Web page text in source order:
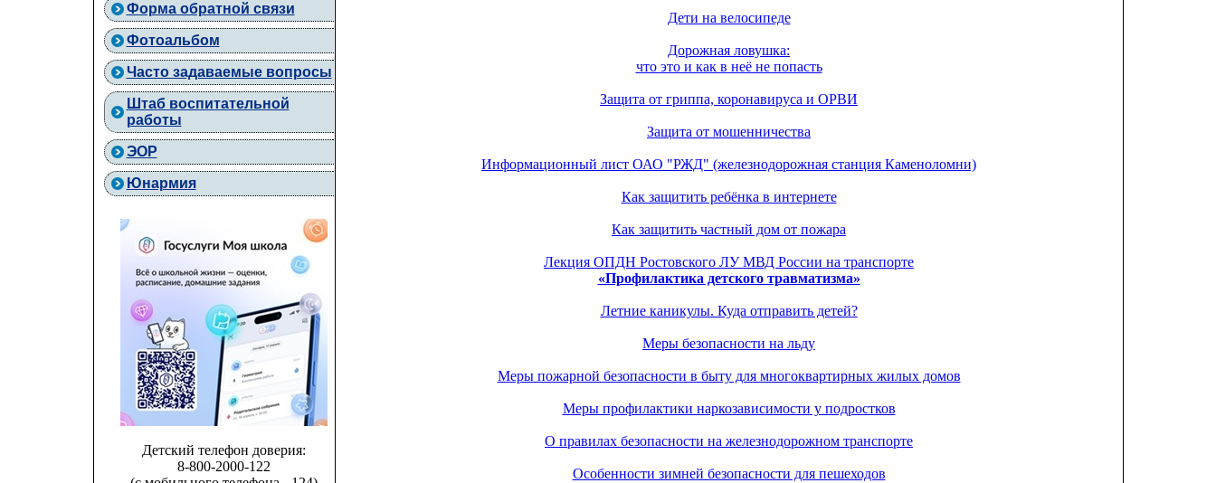
Форма обратной связи
Фотоальбом
Часто задаваемые вопросы
Штаб воспитательной
работы
ЭОР
Юнармия
Детский телефон доверия:
8-800-2000-122
Дети на велосипеде
Дорожная ловушка:
что это и как в неё не попасть
Защита от гриппа, коронавируса и ОРВИ
Защита от мошенничества
Информационный лист ОАО "РЖД" (железнодорожная станция Каменоломни)
Как защитить ребёнка в интернете
Как защитить частный дом от пожара
Лекция ОПДН Ростовского ЛУ МВД России на транспорте
«Профилактика детского травматизма»
Летние каникулы. Куда отправить детей?
Меры безопасности на льду
Меры пожарной безопасности в быту для многоквартирных жилых домов
Меры профилактики наркозависимости у подростков
О правилах безопасности на железнодорожном транспорте
Оcобенности зимней безопасности для пешеходов